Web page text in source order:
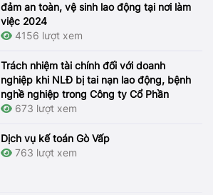
đảm an toàn, vệ sinh lao động tại nơi làm
việc 2024
4156 lượt xem
Trách nhiệm tài chính đối với doanh
nghiệp khi NLĐ bị tai nạn lao động, bệnh
nghề nghiệp trong Công ty Cổ Phần
673 lượt xem
Dịch vụ kế toán Gò Vấp
763 lượt xem